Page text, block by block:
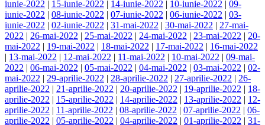
iunie-2022 | 15-iunie-2022 | 14-iunie-2022 | 10-iunie-2022 | 09-
iunie-2022 | 08-iunie-2022 | 07-iunie-2022 | 06-iunie-2022 | 03-
iunie-2022 | 02-iunie-2022 | 31-mai-2022 | 30-mai-2022 | 27-mai-
2022 | 26-mai-2022 | 25-mai-2022 | 24-mai-2022 | 23-mai-2022 | 20-
mai-2022 | 19-mai-2022 | 18-mai-2022 | 17-mai-2022 | 16-mai-2022
| 13-mai-2022 | 12-mai-2022 | 11-mai-2022 | 10-mai-2022 | 09-mai-
2022 | 06-mai-2022 | 05-mai-2022 | 04-mai-2022 | 03-mai-2022 | 02-
mai-2022 | 29-aprilie-2022 | 28-aprilie-2022 | 27-aprilie-2022 | 26-
aprilie-2022 | 21-aprilie-2022 | 20-aprilie-2022 | 19-aprilie-2022 | 18-
aprilie-2022 | 15-aprilie-2022 | 14-aprilie-2022 | 13-aprilie-2022 | 12-
aprilie-2022 | 11-aprilie-2022 | 08-aprilie-2022 | 07-aprilie-2022 | 06-
aprilie-2022 | 05-aprilie-2022 | 04-aprilie-2022 | 01-aprilie-2022 | 31-